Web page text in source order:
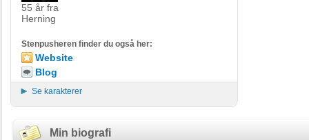
55 år fra
Herning
Stenpusheren finder du også her:
Website
Blog
Se karakterer
Min biografi